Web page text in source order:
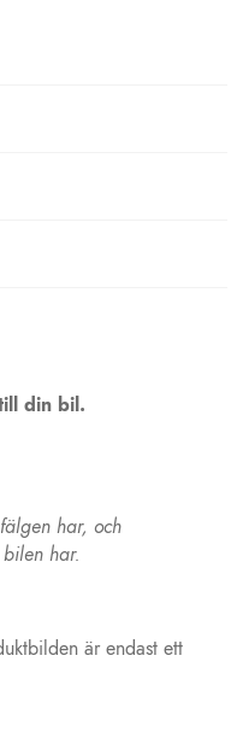
din bil.
har, och
har.
är endast ett